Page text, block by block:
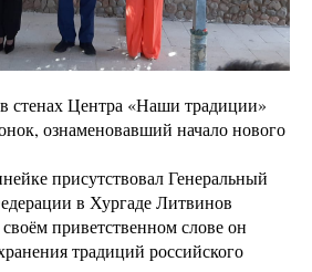
в стенах Центра «Наши традиции»
ознаменовавший начало нового
присутствовал Генеральный
в Хургаде Литвинов
приветственном слове он
традиций российского